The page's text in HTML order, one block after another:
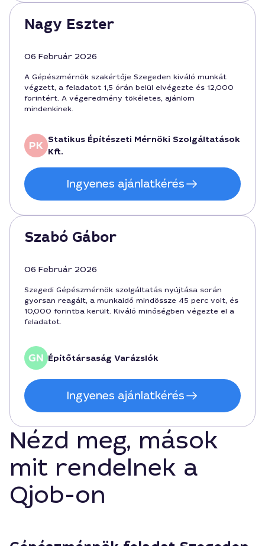
Nagy Eszter
06 Február 2026
A Gépészmérnök szakértője Szegeden kiváló munkát
végzett, a feladatot 1,5 órán belül elvégezte és 12,000
forintért. A végeredmény tökéletes, ajánlom
mindenkinek.
Statikus Építészeti Mérnöki Szolgáltatások
Kft.
Ingyenes ajánlatkérés
Szabó Gábor
06 Február 2026
Szegedi Gépészmérnök szolgáltatás nyújtása során
gyorsan reagált, a munkaidő mindössze 45 perc volt, és
10,000 forintba került. Kiváló minőségben végezte el a
feladatot.
Építőtársaság Varázslók
Ingyenes ajánlatkérés
Nézd meg, mások
mit rendelnek a
Qjob-on